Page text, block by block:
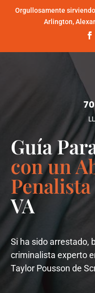
Orgullosamente
Arlington,
Guía
con un
Penalista
VA
Si ha sido arrestado,
criminalista experto
Taylor Pousson de